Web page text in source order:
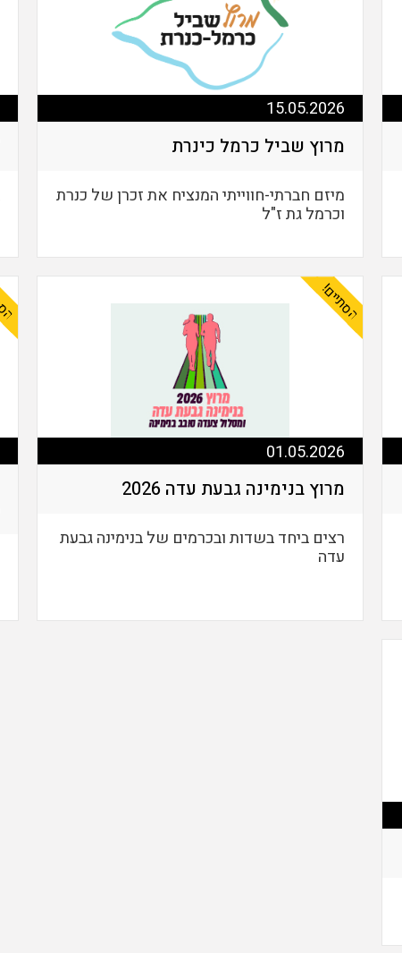
מרוץ שביל כרמל כינרת
15.05.2026
מיזם חברתי-חווייתי המנציח את זכרן של כנרת
וכרמל גת ז"ל
מרוץ בנימינה גבעת עדה 2026
הסתיים!
01.05.2026
רצים ביחד בשדות ובכרמים של בנימינה גבעת
עדה